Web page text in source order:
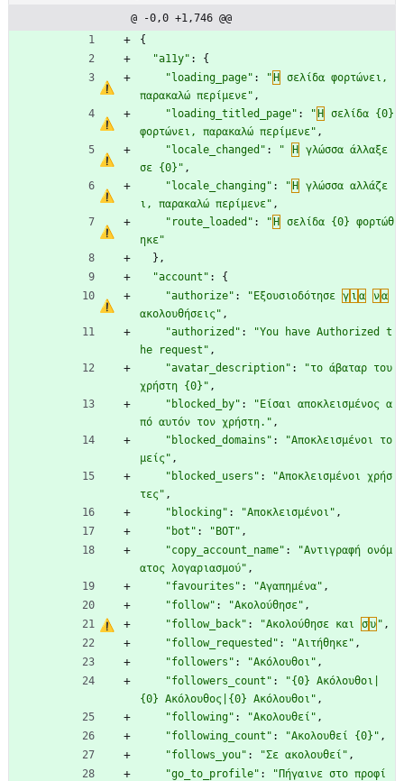
@ -0,0 +1,746 @@
{
"a11y" :
{
"loading_page" : "Η σελίδα φορτώνει,
παρακαλώ περίμενε" ,
"loading_titled_page" : "Η σελίδα {0}
φορτώνει, παρακαλώ περίμενε" ,
"locale_changed" : " Η γλώσσα άλλαξε
σε {0}" ,
"locale_changing" : "Η γλώσσα αλλάζε
ι, παρακαλώ περίμενε" ,
"route_loaded" : "Η σελίδα {0} φορτώθ
ηκε"
} ,
"account" :
{
"authorize" : "Εξουσιοδότησε γ ι α να
ακολουθήσεις" ,
"authorized" :
"You have Authorized t
he request" ,
"avatar_description" :
"το άβαταρ του
χρήστη {0}" ,
"blocked_by" :
"Είσαι αποκλεισμένος α
πό αυτόν τον χρήστη." ,
"blocked_domains" :
"Αποκλεισμένοι το
μείς" ,
"blocked_users" :
"Αποκλεισμένοι χρήσ
τες" ,
"blocking" : "Αποκλεισμένοι" ,
"bot" : "BOT" ,
"copy_account_name" :
"Αντιγραφή ονόμ
ατος λογαριασμού" ,
"favourites" : "Αγαπημένα" ,
"follow" : "Ακολούθησε" ,
"follow_back" : "Ακολούθησε και συ " ,
"follow_requested" : "Αιτήθηκε" ,
"followers" : "Ακόλουθοι" ,
"followers_count" :
"{0} Ακόλουθοι|
{0} Ακόλουθος|{0} Ακόλουθοι" ,
"following" : "Ακολουθεί" ,
"following_count" : "Ακολουθεί {0}" ,
"follows_you" : "Σε ακολουθεί" ,
"go_to_profile" :
"Πήγαινε στο προφί